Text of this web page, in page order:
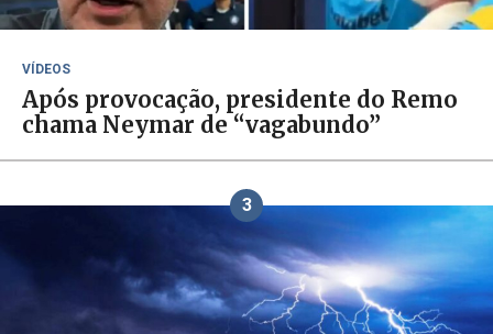
VÍDEOS
Após provocação, presidente do Remo
chama Neymar de “vagabundo”
3